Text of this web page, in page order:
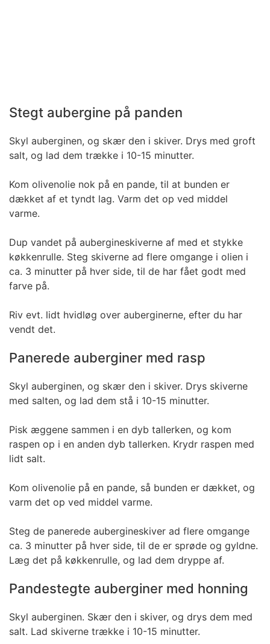
Stegt aubergine på panden
Skyl auberginen, og skær den i skiver. Drys med groft
salt, og lad dem trække i 10-15 minutter.
Kom olivenolie nok på en pande, til at bunden er
dækket af et tyndt lag. Varm det op ved middel
varme.
Dup vandet på aubergineskiverne af med et stykke
køkkenrulle. Steg skiverne ad flere omgange i olien i
ca. 3 minutter på hver side, til de har fået godt med
farve på.
Riv evt. lidt hvidløg over auberginerne, efter du har
vendt det.
Panerede auberginer med rasp
Skyl auberginen, og skær den i skiver. Drys skiverne
med salten, og lad dem stå i 10-15 minutter.
Pisk æggene sammen i en dyb tallerken, og kom
raspen op i en anden dyb tallerken. Krydr raspen med
lidt salt.
Kom olivenolie på en pande, så bunden er dækket, og
varm det op ved middel varme.
Steg de panerede aubergineskiver ad flere omgange
ca. 3 minutter på hver side, til de er sprøde og gyldne.
Læg det på køkkenrulle, og lad dem dryppe af.
Pandestegte auberginer med honning
Skyl auberginen. Skær den i skiver, og drys dem med
salt. Lad skiverne trække i 10-15 minutter.